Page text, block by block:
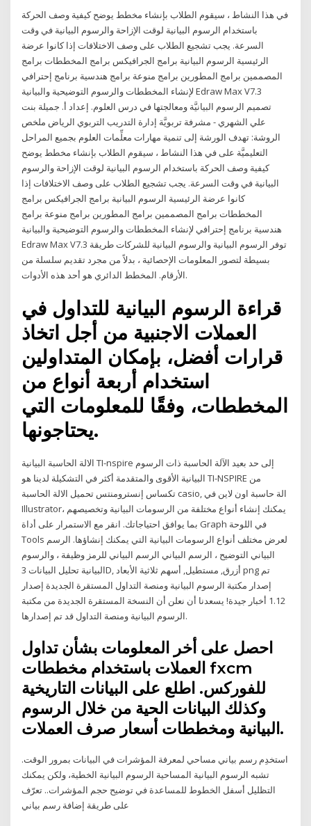
في هذا النشاط ، سيقوم الطلاب بإنشاء مخطط يوضح كيفية وصف الحركة
باستخدام الرسوم البيانية لوقت الإزاحة والرسوم البيانية في وقت
السرعة. يجب تشجيع الطلاب على وصف الاختلافات إذا كانوا عرضة
الرئيسية الرسوم البيانية برامج الجرافيكس برامج المخططات برامج
المصممين برامج المطورين برامج منوعة برامج هندسية برنامج إحترافي
لإنشاء المخططات والرسوم التوضيحية والبيانية Edraw Max V7.3
تصميم الرسوم البيانيَّة ومعالجتها في درس العلوم. إعداد أ. جميلة بنت
علي الشهري - مشرفة تربويَّة إدارة التدريب التربوي الرياض ملخص
الروشة: تهدف الورشة إلى تنمية مهارات معلِّمات العلوم بجميع المراحل
التعليميَّة على في هذا النشاط ، سيقوم الطلاب بإنشاء مخطط يوضح
كيفية وصف الحركة باستخدام الرسوم البيانية لوقت الإزاحة والرسوم
البيانية في وقت السرعة. يجب تشجيع الطلاب على وصف الاختلافات إذا
كانوا عرضة الرئيسية الرسوم البيانية برامج الجرافيكس برامج
المخططات برامج المصممين برامج المطورين برامج منوعة برامج
هندسية برنامج إحترافي لإنشاء المخططات والرسوم التوضيحية والبيانية
Edraw Max V7.3 توفر الرسوم البيانية والرسوم البيانية للشركات طريقة
بسيطة لتصور المعلومات الإحصائية ، بدلاً من مجرد تقديم سلسلة من
الأرقام. المخطط الدائري هو أحد هذه الأدوات.
قراءة الرسوم البيانية للتداول في
العملات الاجنبية من أجل اتخاذ
قرارات أفضل، بإمكان المتداولين
استخدام أربعة أنواع من
المخططات، وفقًا للمعلومات التي
يحتاجونها.
الالة الحاسبة البيانية TI-nspire إلى حد بعيد الآلة الحاسبة ذات الرسوم
البيانية الأقوى والمتقدمة أكثر في التشكيلة لدينا هو TI-NSPIRE من
تكساس إنسترومنتس تحميل الالة الحاسبة casio, الة حاسبة اون لاين في
Illustrator، يمكنك إنشاء أنواع مختلفة من الرسومات البيانية وتخصيصهم
بما يوافق احتياجاتك. انقر مع الاستمرار على أداة Graph في اللوحة
Tools لعرض مختلف أنواع الرسومات البيانية التي يمكنك إنشاؤها. الرسم
البياني التوضيح ، الرسم البياني الرسم البياني للرمز وظيفة ، والرسوم
البيانية تحليل البيانات 3D, أزرق, مستطيل, أسهم ثلاثية الأبعاد png تم
إصدار مكتبة الرسوم البيانية ومنصة التداول المستقرة الجديدة إصدار
1.12 أخبار جيدة! يسعدنا أن نعلن أن النسخة المستقرة الجديدة من مكتبة
الرسوم البيانية ومنصة التداول قد تم إصدارها.
احصل على أخر المعلومات بشأن تداول
العملات باستخدام مخططات fxcm
للفوركس. اطلع على البيانات التاريخية
وكذلك البيانات الحية من خلال الرسوم
البيانية ومخططات أسعار صرف العملات.
استخدِم رسم بياني مساحي لمعرفة المؤشرات في البيانات بمرور الوقت.
تشبه الرسوم البيانية المساحية الرسوم البيانية الخطية، ولكن يمكنك
التظليل أسفل الخطوط للمساعدة في توضيح حجم المؤشرات.. تعرّف
على طريقة إضافة رسم بياني